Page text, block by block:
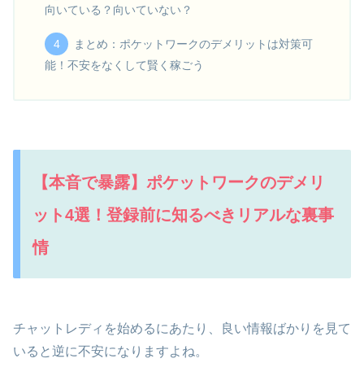
向いている？向いていない？
まとめ：ポケットワークのデメリットは対策可
能！不安をなくして賢く稼ごう
【本音で暴露】ポケットワークのデメリ
ット4選！登録前に知るべきリアルな裏事
情
チャットレディを始めるにあたり、良い情報ばかりを見て
いると逆に不安になりますよね。